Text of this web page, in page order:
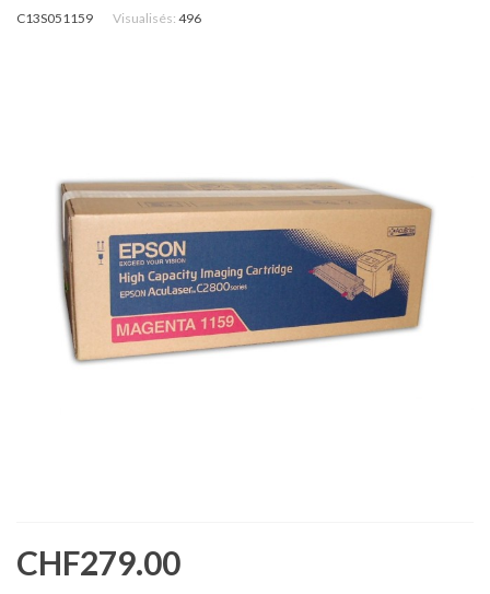
C13S051159
Visualisés: 496
CHF279.00